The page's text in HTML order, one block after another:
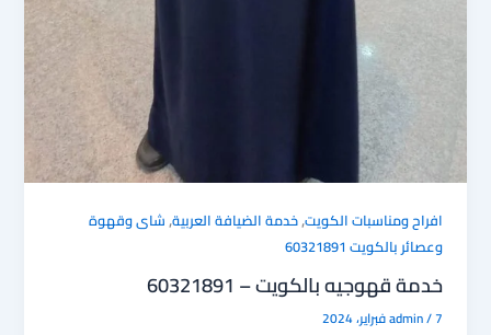
افراح ومناسبات الكويت,خدمة الضيافة العربية,شاى وقهوة
وعصائر بالكويت 60321891
خدمة قهوجيه بالكويت – 60321891
admin/7 فبراير، 2024